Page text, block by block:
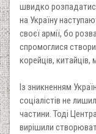
швидко
на Україну
своєї армії, бо
спромоглися
корейців, китайців,
Із зникненням
соціалістів не
частини. Тоді
вирішили